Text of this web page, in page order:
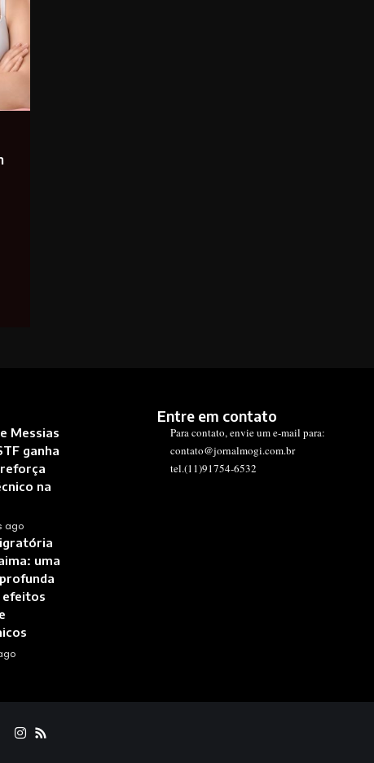
Messias
ganha
na
ago
uma
efeitos
Entre em contato
Para contato, envie um e-mail para:
contato@jornalmogi.com.br
tel.(11)91754-6532